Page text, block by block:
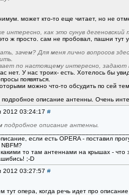
может кто-то еще читает, но не
интересно, как это сунув
ж просто. сам не пробовал, пашни тут
зачем? Для меня лично вопросов
по настоящему интересно, задают
нет. У нас троих- есть. Хотелось бы
появяться.
можно что-то обсудить по сей
подробное описание антенны. Очень
2012 03:24:17 #
подробное описание антенны.
если есть OPERA - поставил
какими то там антеннами на крышах -
;-D
2012 03:27:57 #
тут опера, когда речь идет про